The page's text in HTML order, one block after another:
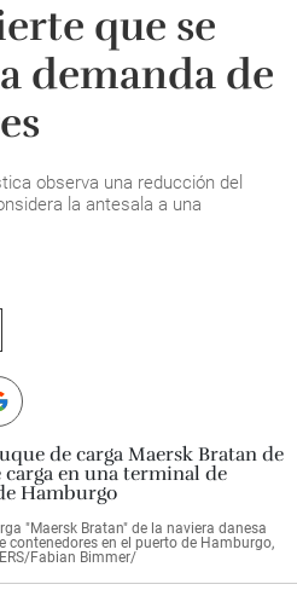
que se
demanda de
observa una reducción del
la antesala a una
"Maersk Bratan" de la naviera danesa
contenedores en el puerto de Hamburgo,
Fabian Bimmer/